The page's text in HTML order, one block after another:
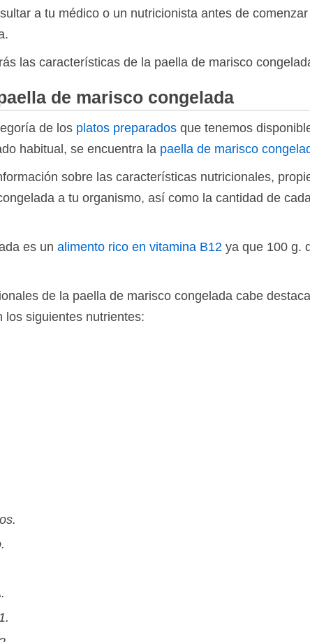
a tu médico o un nutricionista antes de
las características de la paella de marisco
de marisco congelada
de los platos preparados que tenemos
habitual, se encuentra la paella de marisco
sobre las características nutricionales,
a tu organismo, así como la cantidad de
es un alimento rico en vitamina B12 ya que 100 g.
de la paella de marisco congelada cabe
los siguientes nutrientes: